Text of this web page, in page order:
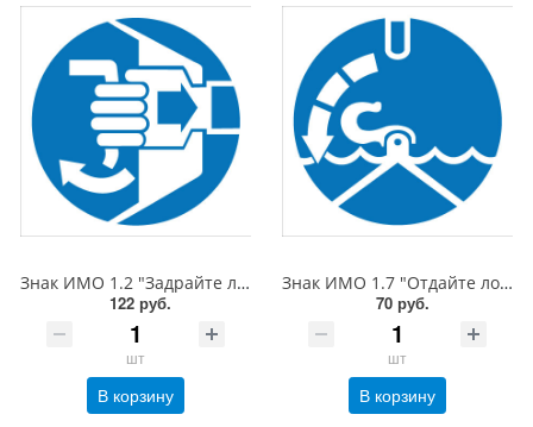
Знак ИМО 1.2 "Задрайте люки", 200x200 мм, фотолюм, пленка
122 руб.
шт
В корзину
Знак ИМО 1.7 "Отдайте лопари", 150x150 мм, фотолюм, пленка
70 руб.
шт
В корзину